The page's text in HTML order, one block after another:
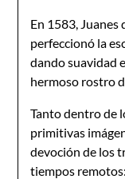
En 1583, Juanes
perfeccionó la
dando suavidad
hermoso rostro
Tanto dentro de
primitivas
devoción de los
tiempos remotos: